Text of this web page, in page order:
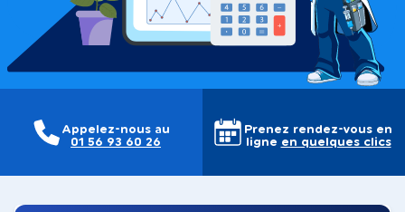
Appelez-nous au
01 56 93 60 26
Prenez rendez-vous en
ligne en quelques clics